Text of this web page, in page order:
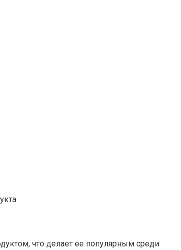
что делает ее популярным среди